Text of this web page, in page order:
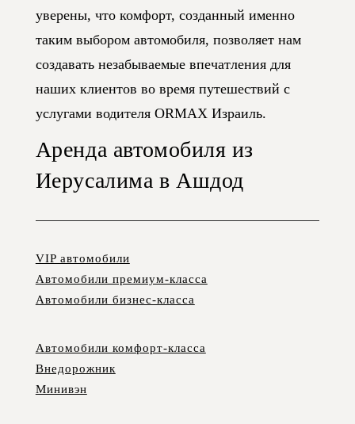
уверены, что комфорт, созданный именно
таким выбором автомобиля, позволяет нам
создавать незабываемые впечатления для
наших клиентов во время путешествий с
услугами водителя ORMAX Израиль.
Аренда автомобиля из
Иерусалима в Ашдод
VIP автомобили
Автомобили премиум-класса
Автомобили бизнес-класса
Автомобили комфорт-класса
Внедорожник
Минивэн